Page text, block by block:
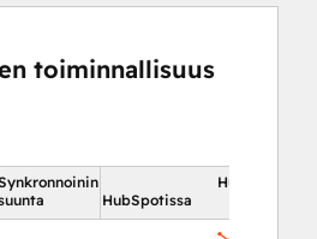
toiminnallisuus
HubSpotissa
HubSpotissa